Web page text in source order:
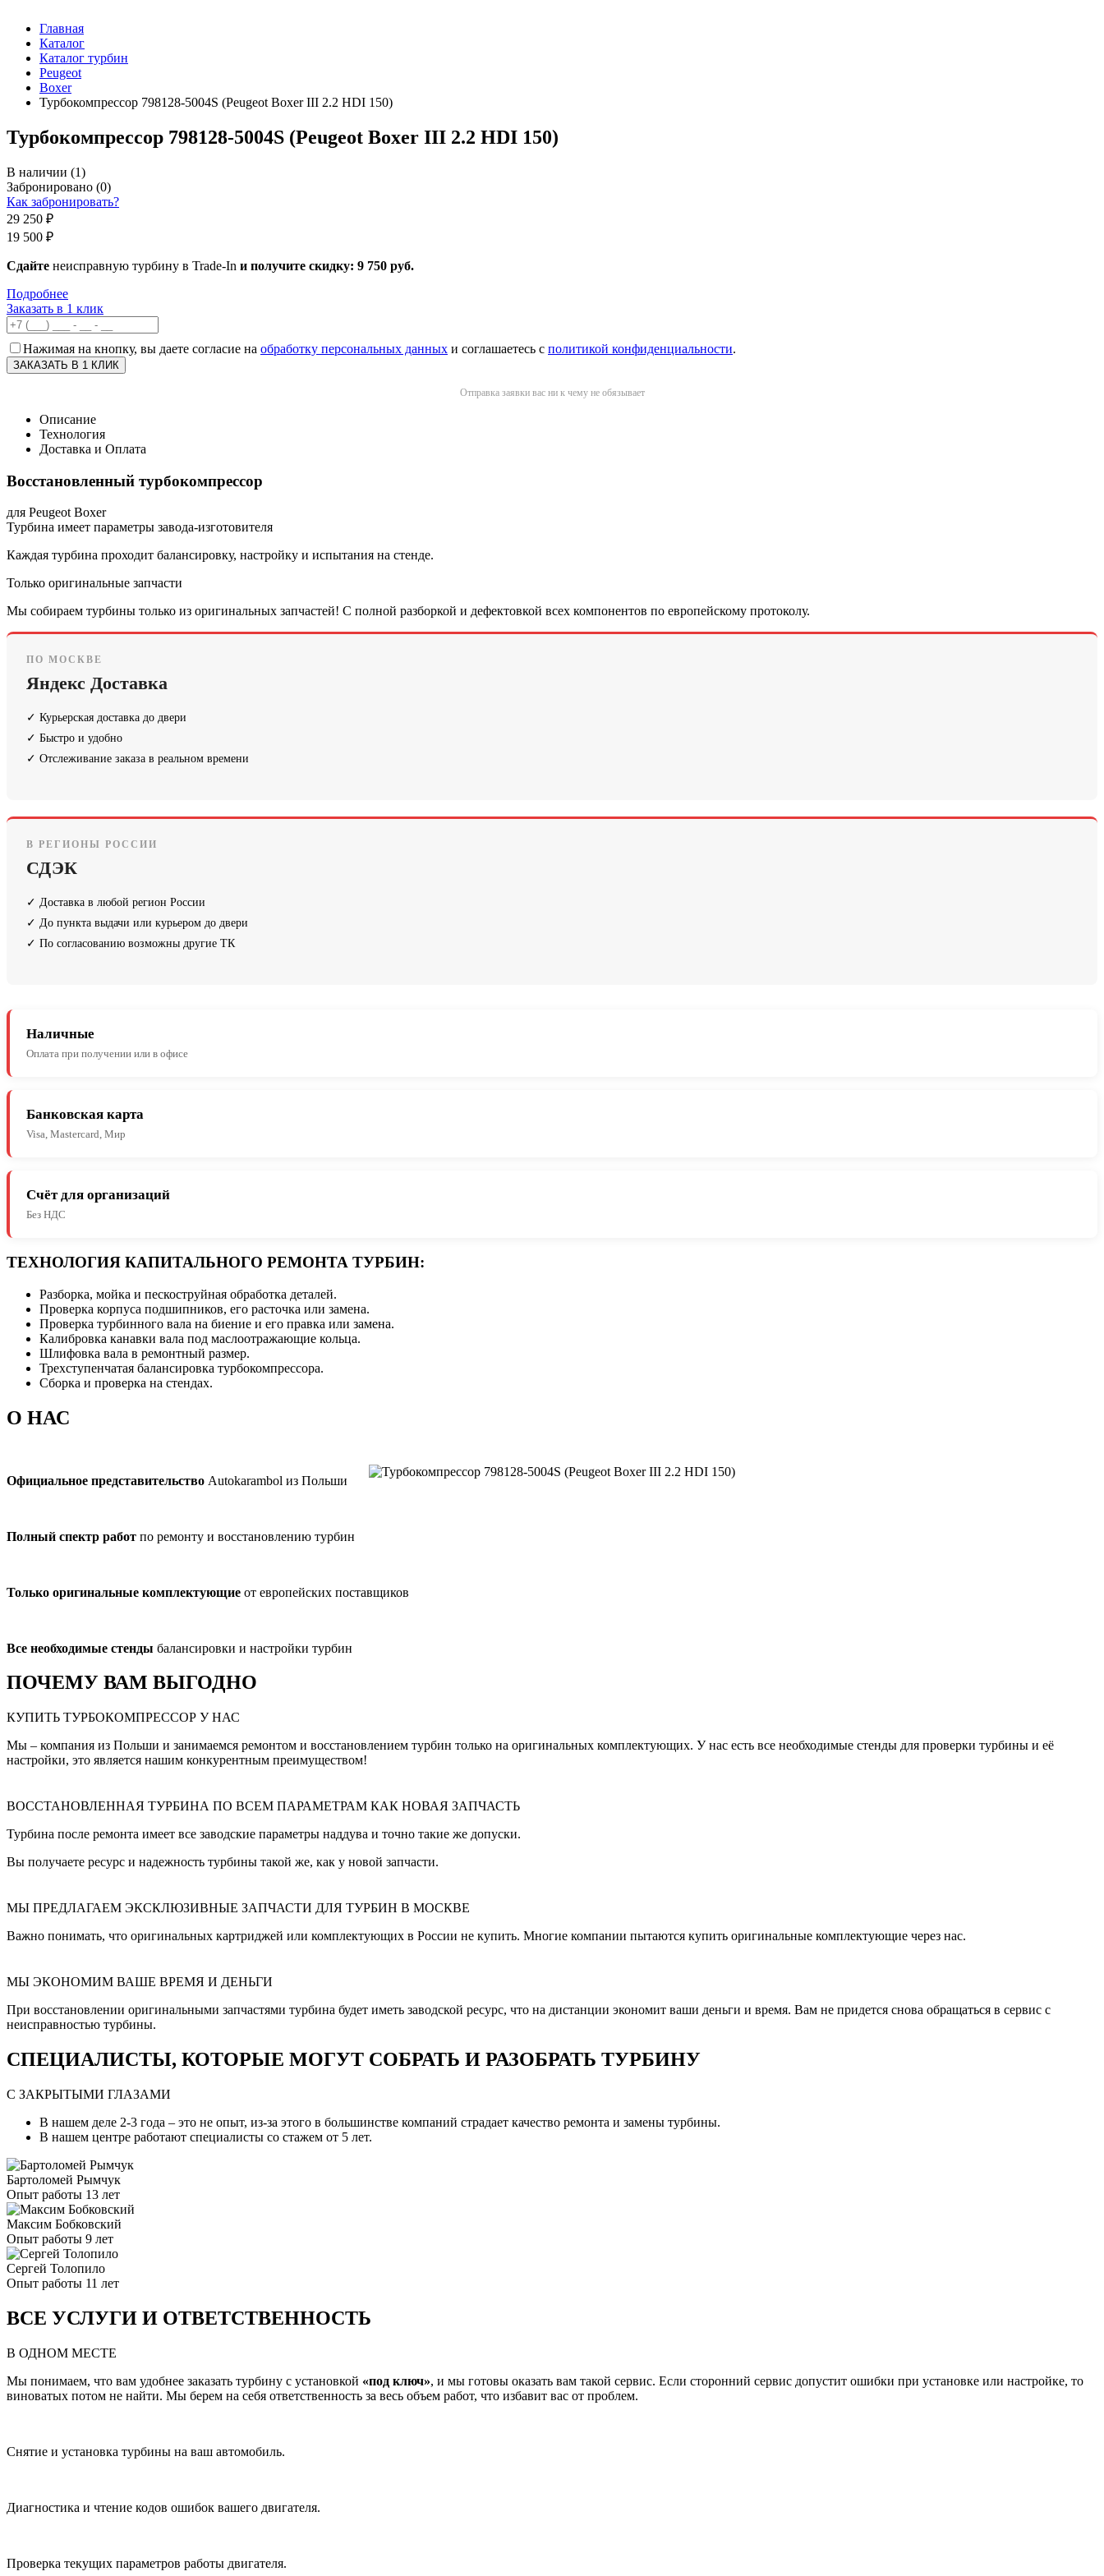
Главная
Каталог
Каталог турбин
Peugeot
Boxer
Турбокомпрессор 798128-5004S (Peugeot Boxer III 2.2 HDI 150)
Турбокомпрессор 798128-5004S (Peugeot Boxer III 2.2 HDI 150)
В наличии (1)
Забронировано (0)
Как забронировать?
29 250 ₽
19 500 ₽
Сдайте неисправную турбину в Trade-In и получите скидку: 9 750 руб.
Подробнее
Заказать в 1 клик
Нажимая на кнопку, вы даете согласие на обработку персональных данных и соглашаетесь с политикой конфиденциальности.
Отправка заявки вас ни к чему не обязывает
Описание
Технология
Доставка и Оплата
Восстановленный турбокомпрессор
для Peugeot Boxer
Турбина имеет параметры завода-изготовителя
Каждая турбина проходит балансировку, настройку и испытания на стенде.
Только оригинальные запчасти
Мы собираем турбины только из оригинальных запчастей! С полной разборкой и дефектовкой всех компонентов по европейскому протоколу.
ПО МОСКВЕ
Яндекс Доставка
✓ Курьерская доставка до двери
✓ Быстро и удобно
✓ Отслеживание заказа в реальном времени
В РЕГИОНЫ РОССИИ
СДЭК
✓ Доставка в любой регион России
✓ До пункта выдачи или курьером до двери
✓ По согласованию возможны другие ТК
Наличные
Оплата при получении или в офисе
Банковская карта
Visa, Mastercard, Мир
Счёт для организаций
Без НДС
ТЕХНОЛОГИЯ КАПИТАЛЬНОГО РЕМОНТА ТУРБИН:
Разборка, мойка и пескоструйная обработка деталей.
Проверка корпуса подшипников, его расточка или замена.
Проверка турбинного вала на биение и его правка или замена.
Калибровка канавки вала под маслоотражающие кольца.
Шлифовка вала в ремонтный размер.
Трехступенчатая балансировка турбокомпрессора.
Сборка и проверка на стендах.
О НАС
Официальное представительство Autokarambol из Польши
Полный спектр работ по ремонту и восстановлению турбин
Только оригинальные комплектующие от европейских поставщиков
Все необходимые стенды балансировки и настройки турбин
ПОЧЕМУ ВАМ ВЫГОДНО
КУПИТЬ ТУРБОКОМПРЕССОР У НАС
Мы – компания из Польши и занимаемся ремонтом и восстановлением турбин только на оригинальных комплектующих. У нас есть все необходимые стенды для проверки турбины и её
настройки, это является нашим конкурентным преимуществом!
ВОССТАНОВЛЕННАЯ ТУРБИНА ПО ВСЕМ ПАРАМЕТРАМ КАК НОВАЯ ЗАПЧАСТЬ
Турбина после ремонта имеет все заводские параметры наддува и точно такие же допуски.
Вы получаете ресурс и надежность турбины такой же, как у новой запчасти.
МЫ ПРЕДЛАГАЕМ ЭКСКЛЮЗИВНЫЕ ЗАПЧАСТИ ДЛЯ ТУРБИН В МОСКВЕ
Важно понимать, что оригинальных картриджей или комплектующих в России не купить. Многие компании пытаются купить оригинальные комплектующие через нас.
МЫ ЭКОНОМИМ ВАШЕ ВРЕМЯ И ДЕНЬГИ
При восстановлении оригинальными запчастями турбина будет иметь заводской ресурс, что на дистанции экономит ваши деньги и время. Вам не придется снова обращаться в сервис с
неисправностью турбины.
СПЕЦИАЛИСТЫ, КОТОРЫЕ МОГУТ СОБРАТЬ И РАЗОБРАТЬ ТУРБИНУ
С ЗАКРЫТЫМИ ГЛАЗАМИ
В нашем деле 2-3 года – это не опыт, из-за этого в большинстве компаний страдает качество ремонта и замены турбины.
В нашем центре работают специалисты со стажем от 5 лет.
Бартоломей Рымчук
Опыт работы 13 лет
Максим Бобковский
Опыт работы 9 лет
Сергей Толопило
Опыт работы 11 лет
ВСЕ УСЛУГИ И ОТВЕТСТВЕННОСТЬ
В ОДНОМ МЕСТЕ
Мы понимаем, что вам удобнее заказать турбину с установкой «под ключ», и мы готовы оказать вам такой сервис. Если сторонний сервис допустит ошибки при установке или настройке, то
виноватых потом не найти. Мы берем на себя ответственность за весь объем работ, что избавит вас от проблем.
Снятие и установка турбины на ваш автомобиль.
Диагностика и чтение кодов ошибок вашего двигателя.
Проверка текущих параметров работы двигателя.